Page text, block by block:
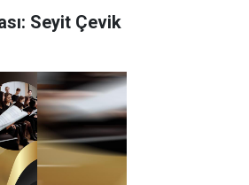
Seyit Çevik